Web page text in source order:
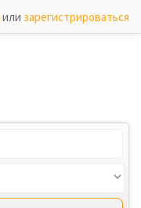
или зарегистрироваться